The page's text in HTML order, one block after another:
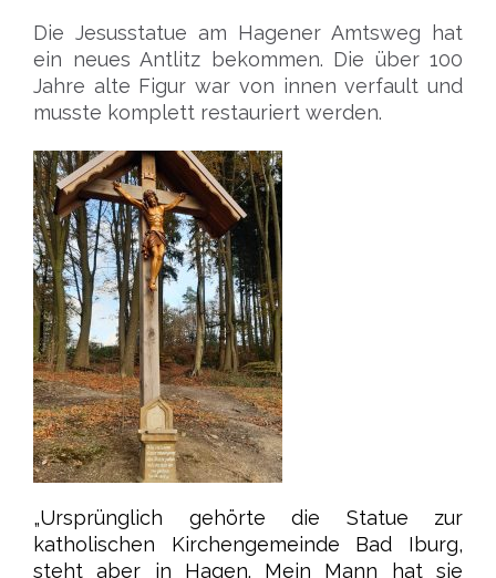
Die Jesusstatue am Hagener Amtsweg hat
ein neues Antlitz bekommen. Die über 100
Jahre alte Figur war von innen verfault und
musste komplett restauriert werden.
„Ursprünglich gehörte die Statue zur
katholischen Kirchengemeinde Bad Iburg,
steht aber in Hagen. Mein Mann hat sie